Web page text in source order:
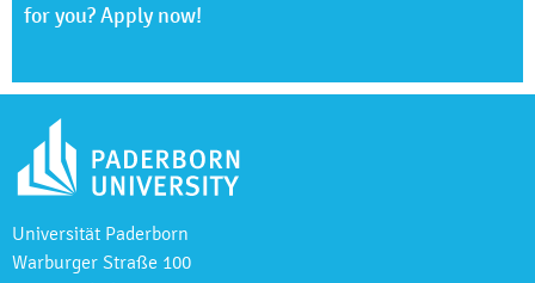
for you? Apply now!
Universität Paderborn
Warburger Straße 100